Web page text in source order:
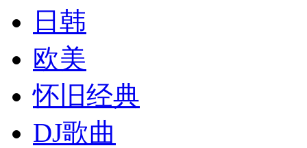
日韩
欧美
怀旧经典
DJ歌曲